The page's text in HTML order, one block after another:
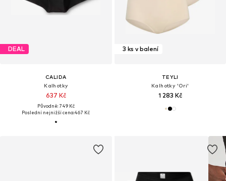
DEAL
CALIDA
Kalhotky
637 Kč
Původně: 749 Kč
Poslední nejnižší cena:467 Kč
3 ks v balení
TEYLI
Kalhotky 'Ori'
1 283 Kč